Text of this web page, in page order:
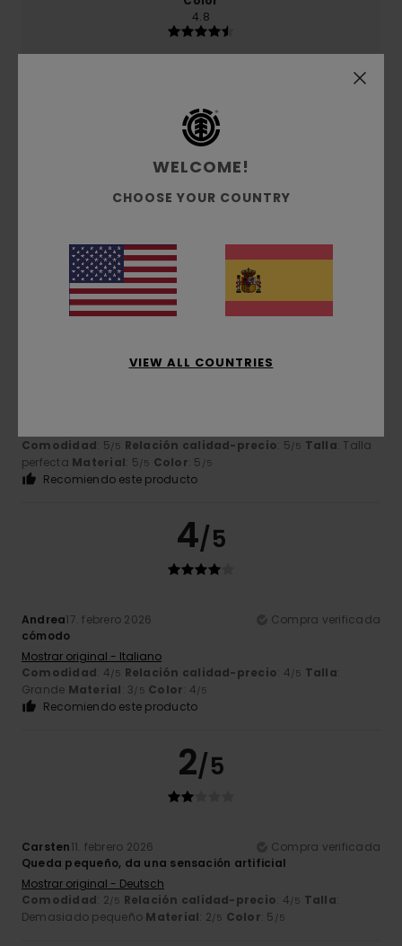
4.8
5/5
1. julio 2026
Compra verificada
Comodidad: 5/5 Relación calidad-precio
Demasiado grandeMaterial Color: 5
Recomiendo este producto
Comodidad: 5/5 Relación calidad-precio: 5/5 Talla: Talla
perfecta Material: 5/5 Color: 5 /5
Recomiendo este producto
4/5
Andrea17. febrero 2026
Compra verificada
cómodo
Mostrar original - Italiano
Comodidad: 4/5 Relación calidad-precio: 4/5 Talla:
Grande Material: 3/5 Color: 4/5
Recomiendo este producto
2/5
Carsten11. febrero 2026
Compra verificada
Queda pequeño, da una sensación artificial
Mostrar original - Deutsch
Comodidad: 2/5 Relación calidad-precio: 4/5 Talla:
Demasiado pequeño Material: 2/5 Color: 5 /5
WELCOME!
CHOOSE YOUR COUNTRY
VIEW ALL COUNTRIES